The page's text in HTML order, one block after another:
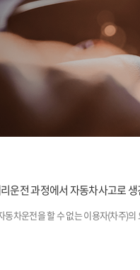
운전 과정에서 자동차사고로
동차운전을 할 수 없는 이용자(차주)